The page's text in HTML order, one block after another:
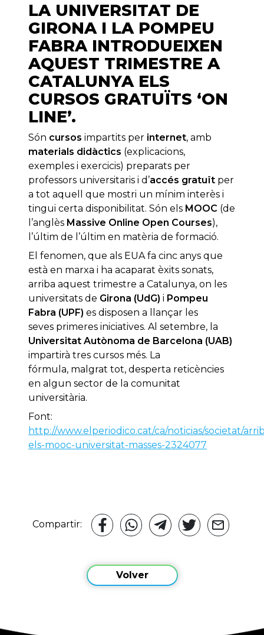
LA UNIVERSITAT DE
GIRONA I LA POMPEU
FABRA INTRODUEIXEN
AQUEST TRIMESTRE A
CATALUNYA ELS
CURSOS GRATUÏTS ‘ON
LINE’.
Són cursos impartits per internet, amb
materials didàctics (explicacions,
exemples i exercicis) preparats per
professors universitaris i d’accés gratuït per
a tot aquell que mostri un mínim interès i
tingui certa disponibilitat. Són els MOOC (de
l’anglès Massive Online Open Courses),
l’últim de l’últim en matèria de formació.
El fenomen, que als EUA fa cinc anys que
està en marxa i ha acaparat èxits sonats,
arriba aquest trimestre a Catalunya, on les
universitats de Girona (UdG) i Pompeu
Fabra (UPF) es disposen a llançar les
seves primeres iniciatives. Al setembre, la
Universitat Autònoma de Barcelona (UAB)
impartirà tres cursos més. La
fórmula, malgrat tot, desperta reticències
en algun sector de la comunitat
universitària.
Font:
http://www.elperiodico.cat/ca/noticias/societat/
els-mooc-universitat-masses-2324077
Compartir:
Volver